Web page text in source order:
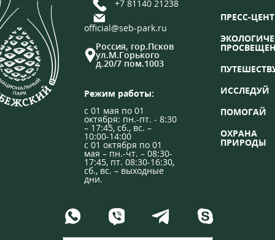
+7 81140 21238
official@seb-park.ru
Россия, гор.Псков
ул.М.Горького
д.20/7 пом.1003
Режим работы:
с 01 мая по 01
октября: пн.-пт. - 8:30
– 17:45, сб., вс. –
10:00-14:00
с 01 октября по 01
мая – пн.-чт. – 08:30-
17:45, пт. 08:30-16:30,
сб., вс. – выходные
дни.
ПРЕСС-
ИССЛЕДУЙ
ПОМОГАЙ
ОХРАНА
ПРИРОДЫ